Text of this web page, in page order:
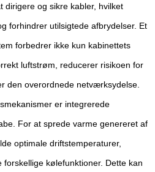
dirigere og sikre kabler, hvilket
forhindrer utilsigtede afbrydelser. Et
forbedrer ikke kun kabinettets
luftstrøm, reducerer risikoen for
den overordnede netværksydelse.
er integrerede
For at sprede varme genereret af
optimale driftstemperaturer,
kølefunktioner. Dette kan